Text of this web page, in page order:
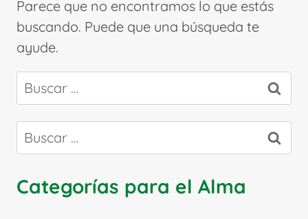
Parece que no encontramos lo que estás
buscando. Puede que una búsqueda te
ayude.
Buscar:
Buscar:
Categorías para el Alma